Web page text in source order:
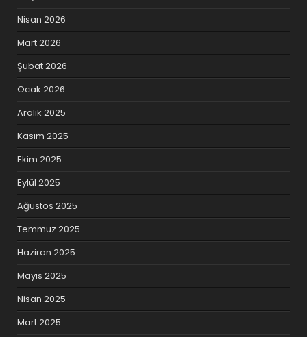
Nisan 2026
Mart 2026
Şubat 2026
Ocak 2026
Aralık 2025
Kasım 2025
Ekim 2025
Eylül 2025
Ağustos 2025
Temmuz 2025
Haziran 2025
Mayıs 2025
Nisan 2025
Mart 2025